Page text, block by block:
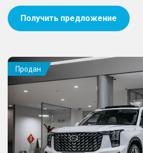
Получить предложение
Продан